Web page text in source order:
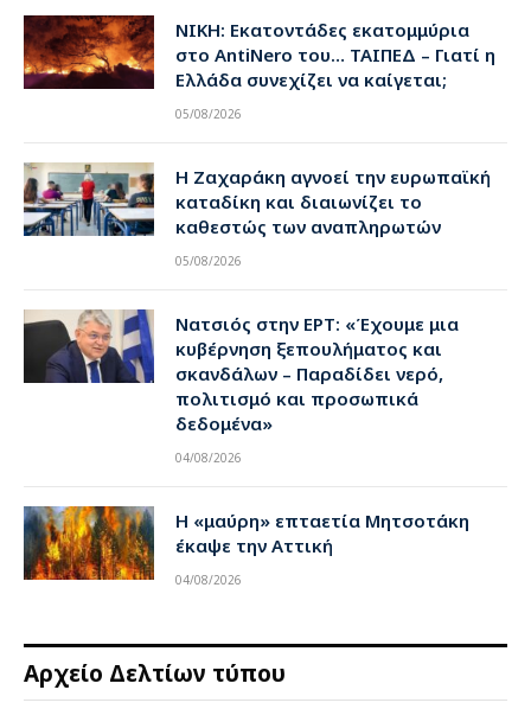
ΝΙΚΗ: Εκατοντάδες εκατομμύρια
στο AntiNero του… ΤΑΙΠΕΔ – Γιατί η
Ελλάδα συνεχίζει να καίγεται;
05/08/2026
Η Ζαχαράκη αγνοεί την ευρωπαϊκή
καταδίκη και διαιωνίζει το
καθεστώς των αναπληρωτών
05/08/2026
Νατσιός στην ΕΡΤ: «Έχουμε μια
κυβέρνηση ξεπουλήματος και
σκανδάλων – Παραδίδει νερό,
πολιτισμό και προσωπικά
δεδομένα»
04/08/2026
Η «μαύρη» επταετία Μητσοτάκη
έκαψε την Αττική
04/08/2026
Αρχείο Δελτίων τύπου